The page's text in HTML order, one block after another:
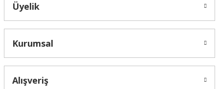
Üyelik
Kurumsal
Alışveriş